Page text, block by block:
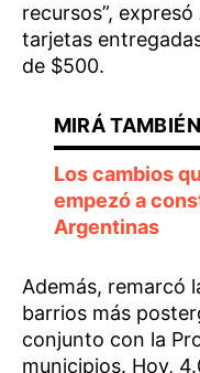
recursos”,
tarjetas
de $500.
Los cambios
empezó a
Argentinas
Además, remarcó
barrios más
conjunto con la
municipios. Hoy,